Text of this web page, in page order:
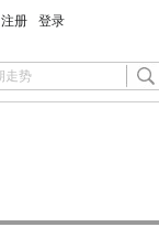
注册 登录